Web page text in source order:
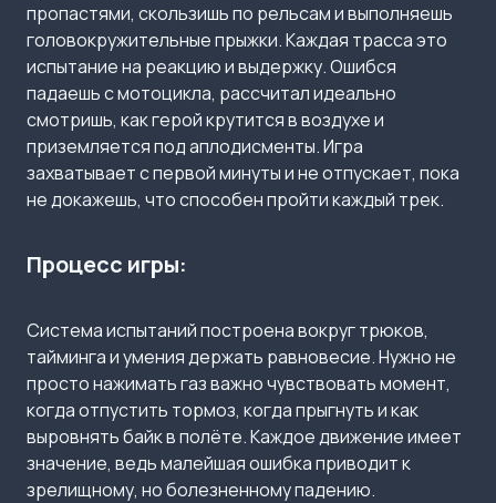
пропастями, скользишь по рельсам и выполняешь
головокружительные прыжки. Каждая трасса это
испытание на реакцию и выдержку. Ошибся
падаешь с мотоцикла, рассчитал идеально
смотришь, как герой крутится в воздухе и
приземляется под аплодисменты. Игра
захватывает с первой минуты и не отпускает, пока
не докажешь, что способен пройти каждый трек.
Процесс игры:
Система испытаний построена вокруг трюков,
тайминга и умения держать равновесие. Нужно не
просто нажимать газ важно чувствовать момент,
когда отпустить тормоз, когда прыгнуть и как
выровнять байк в полёте. Каждое движение имеет
значение, ведь малейшая ошибка приводит к
зрелищному, но болезненному падению.